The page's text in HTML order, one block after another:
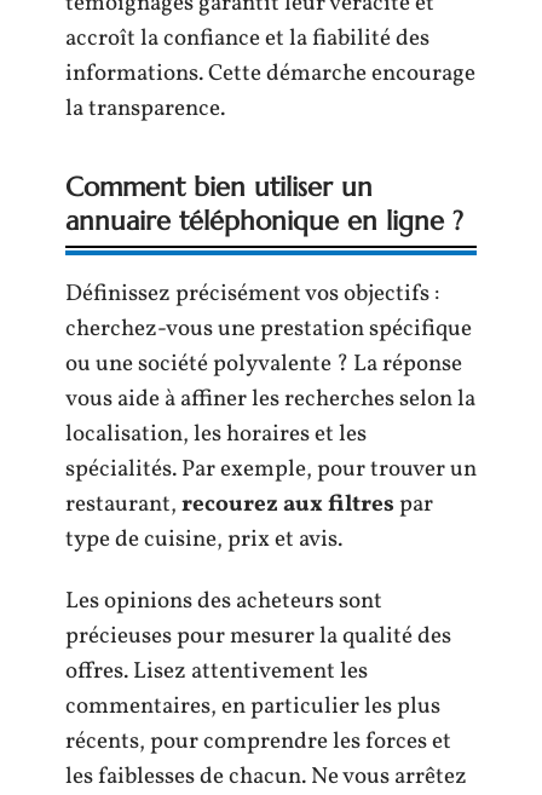
accroît la confiance et la fiabilité des
informations. Cette démarche encourage
la transparence.
Comment bien utiliser un
annuaire téléphonique en ligne ?
Définissez précisément vos objectifs :
cherchez-vous une prestation spécifique
ou une société polyvalente ? La réponse
vous aide à affiner les recherches selon la
localisation, les horaires et les
spécialités. Par exemple, pour trouver un
restaurant,recourez aux filtrespar
type de cuisine, prix et avis.
Les opinions des acheteurs sont
précieuses pour mesurer la qualité des
offres. Lisez attentivement les
commentaires, en particulier les plus
récents, pour comprendre les forces et
les faiblesses de chacun. Ne vous arrêtez